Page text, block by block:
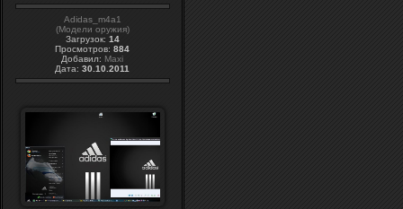
Adidas_m4a1
(Модели оружия)
Загрузок: 14
Просмотров: 884
Добавил: Maxi
Дата: 30.10.2011